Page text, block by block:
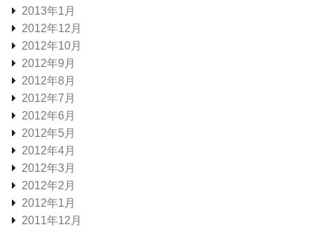
2013年1月
2012年12月
2012年10月
2012年9月
2012年8月
2012年7月
2012年6月
2012年5月
2012年4月
2012年3月
2012年2月
2012年1月
2011年12月